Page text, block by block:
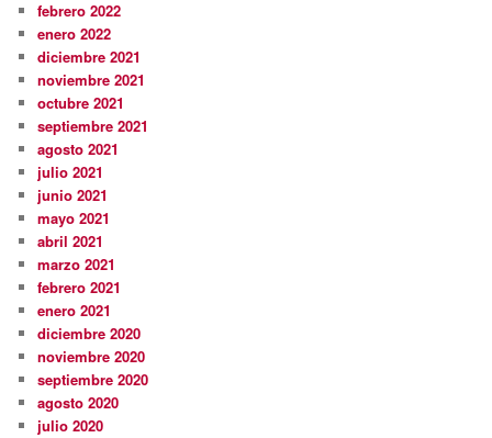
febrero 2022
enero 2022
diciembre 2021
noviembre 2021
octubre 2021
septiembre 2021
agosto 2021
julio 2021
junio 2021
mayo 2021
abril 2021
marzo 2021
febrero 2021
enero 2021
diciembre 2020
noviembre 2020
septiembre 2020
agosto 2020
julio 2020